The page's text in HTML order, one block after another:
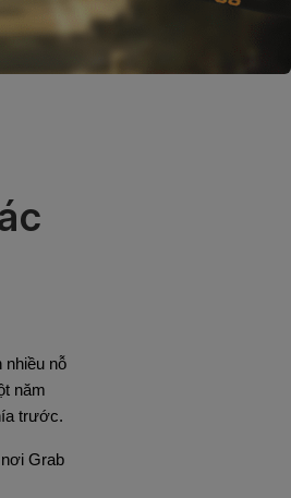
nhiều nỗ
năm
trước.
Grab